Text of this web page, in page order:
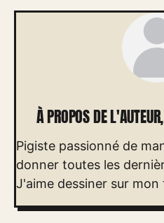
À PROPOS DE L'AUTEUR,
Pigiste passionné de
donner toutes les
J'aime dessiner sur mon